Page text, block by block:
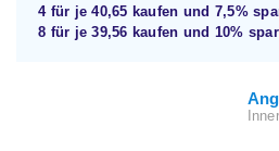
4 für je40,65 kaufen und 7,5%
8 für je39,56 kaufen und 10%